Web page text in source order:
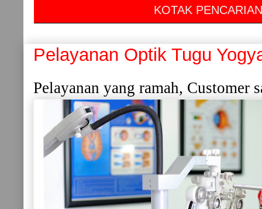
KOTAK
Pelayanan Optik Tugu
Pelayanan yang ramah, Customer